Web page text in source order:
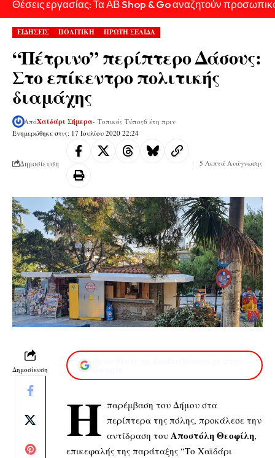
Θέσεις εργασίας: Τα ΑΒ Shop & Go αναζητούν
ΕΙΔΗΣΕΙΣ ΠΟΛΙΤΙΚΗ ΠΡΩΤΗ ΣΕΛΙΔΑ
“Πέτρινο” περίπτερο Δάσους:
Στο επίκεντρο πολιτικής
διαμάχης
Ενημερώθηκε στις: 17 Ιουλίου 2020 22:24
ΑπόΧαϊδάρι Σήμερα- Τοπικός Τύπος6 έτη πριν
Δημοσίευση 5 Λεπτά Ανάγνωσης
Δημοσίευση
Η παρέμβαση του Δήμου στα
περίπτερα της πόλης, προκάλεσε την
αντίδραση του Αποστόλη Θεοφίλη,
επικεφαλής της παράταξης “Το Χαϊδάρι